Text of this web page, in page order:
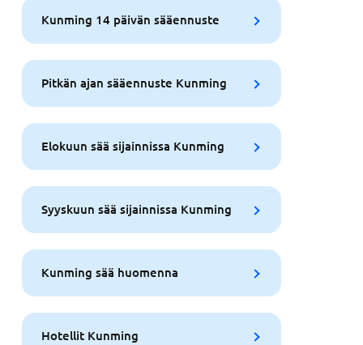
Kunming 14 päivän sääennuste
Pitkän ajan sääennuste Kunming
Elokuun sää sijainnissa Kunming
Syyskuun sää sijainnissa Kunming
Kunming sää huomenna
Hotellit Kunming